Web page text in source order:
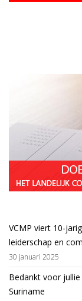
VCMP viert 10-
leiderschap en
30 januari 2025
Bedankt voor
Suriname